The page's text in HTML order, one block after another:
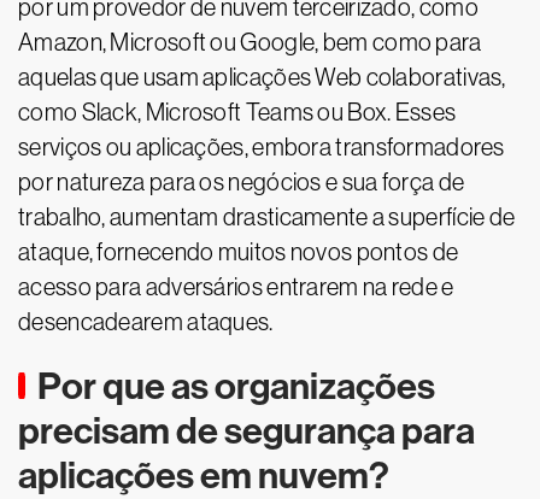
por um provedor de nuvem terceirizado, como
Amazon, Microsoft ou Google, bem como para
aquelas que usam aplicações Web colaborativas,
como Slack, Microsoft Teams ou Box. Esses
serviços ou aplicações, embora transformadores
por natureza para os negócios e sua força de
trabalho, aumentam drasticamente a superfície de
ataque, fornecendo muitos novos pontos de
acesso para adversários entrarem na rede e
desencadearem ataques.
Por que as organizações
precisam de segurança para
aplicações em nuvem?